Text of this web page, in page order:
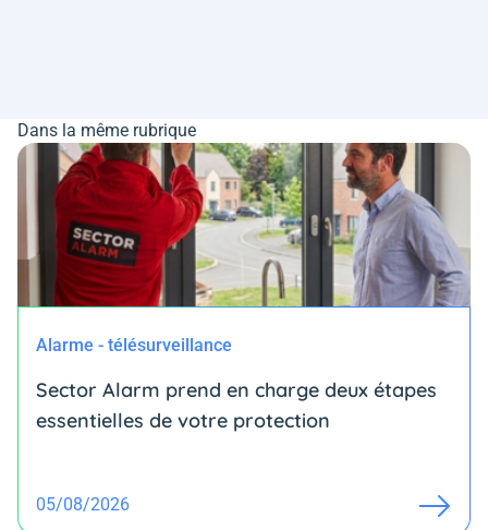
Dans la même rubrique
Alarme - télésurveillance
Sector Alarm prend en charge deux étapes
essentielles de votre protection
05/08/2026